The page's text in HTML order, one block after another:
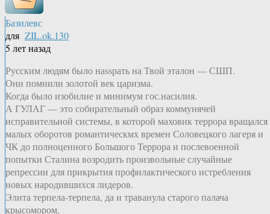
Базилевс
для ZIL.ok.130
5 лет назад
Русским людям было наssрать на Твой эталон — СШП.
Они помнили золотой век царизма.
Когда было изобилие и минимум гос.насилия.
А ГУЛАГ — это собирательный образ коммунячей
исправительной системы, в которой маховик террора вращался
малых оборотов романтическмх времен Соловецкого лагеря и
ЧК до полноценного Большого Террора и послевоенной
попытки Сталина возродить произвольные случайные
репрессии для прикрытия профилактического истребления
новых народившихся лидеров.
Элита терпела-терпела, да и траванула старого палача
крысомором.